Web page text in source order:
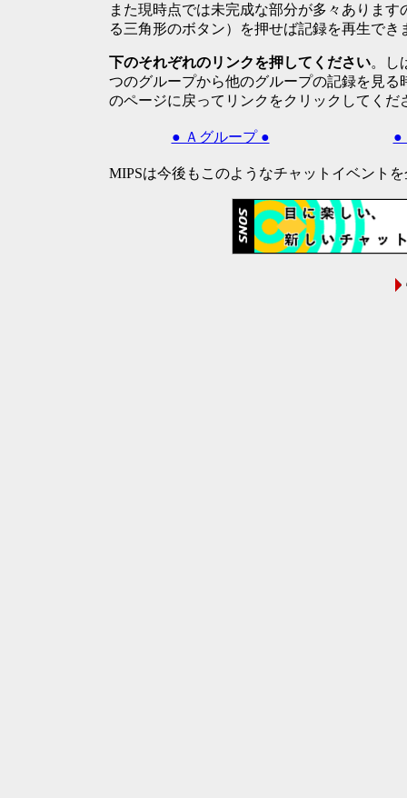
また現時点では未完成な部分が多々ありま
る三角形のボタン）を押せば記録を再生でき
下のそれぞれのリンクを押してください。し
つのグループから他のグループの記録を見る
のページに戻ってリンクをクリックしてくだ
● Ａグループ ● ●
MIPSは今後もこのようなチャットイベント